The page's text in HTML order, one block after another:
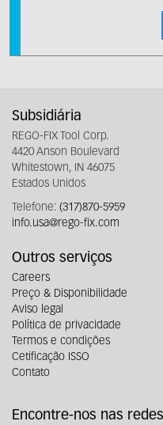
Subsidiária
REGO-FIX Tool Corp.
4420 Anson Boulevard
Whitestown, IN 46075
Estados Unidos
Telefone: (317)870-5959
info.usa@rego-fix.com
Outros serviços
Careers
Preço & Disponibilidade
Aviso legal
Política de privacidade
Termos e condições
Cetificação ISSO
Contato
Encontre-nos nas